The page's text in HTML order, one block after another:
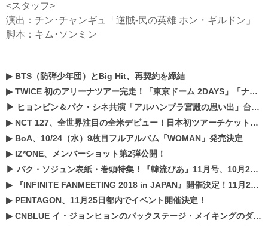
<スタッフ>
演出：チン･チャンギュ「逆賊-民の英雄 ホン・ギルドン」
脚本：キム･ソンミン
▶ BTS（防弾少年団）とBig Hit、再契約を締結
▶TWICE 初のアリーナツアー完走！「東京ドーム 2DAYS」「ナゴヤドーム1DAY」「京セラドーム1DAY」2019年ドームツアー開催決定！！
▶ ヒョンビン＆パク・シネ共演「アルハンブラ宮殿の思い出」台本読み現場を公開
▶ NCT 127、全世界注目の全米デビュー！日本初ツアーチケットが早くもプレミア化！？
▶ BoA、10/24（水）9枚目フルアルバム「WOMAN」発売決定
▶ IZ*ONE、メンバーショット第2弾公開！
▶ パク・ソジュン表紙・巻頭特集！『韓流ぴあ』11月号、10月22日（月）発売！
▶
『INFINITE FANMEETING 2018 in JAPAN』開催決定！11月21、22日にパシフィコ横浜にて実施
▶ PENTAGON、11月25日都内でイベント開催決定！
▶CNBLUE イ・ジョンヒョンのバックステージ・メイキングのダイジェスト映像が公開！